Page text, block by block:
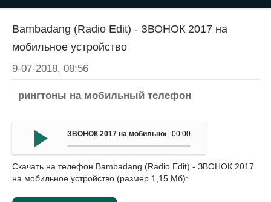
Bambadang (Radio Edit) - ЗВОНОК 2017 на
мобильное устройство
9-07-2018, 08:56
рингтоны на мобильный телефон
00:00
ЗВОНОК 2017 на мобильное устройство - Bambadang
Скачать на телефон Bambadang (Radio Edit) - ЗВОНОК 2017
на мобильное устройство (размер 1,15 Мб):